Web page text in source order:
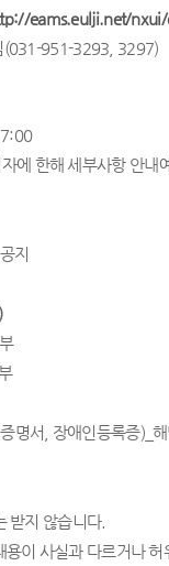
eams.eulji.net/
(031-951-3293, 3297)
에 한해 세부사항 안내
지
부
명서 장애인등록증)_
받지 않습니다.
이 사실과 다르거나